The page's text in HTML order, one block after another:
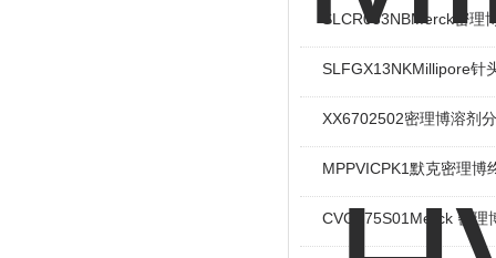
SLCR033NBMerck密
SLFGX13NKMillipore针
XX6702502密理博溶剂
MPPVICPK1默克密理博
CVGL75S01Merck 密理